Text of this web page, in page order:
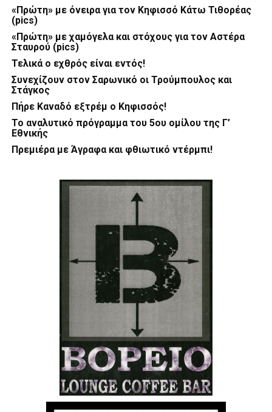
«Πρώτη» με όνειρα για τον Κηφισσό Κάτω Τιθορέας
(pics)
«Πρώτη» με χαμόγελα και στόχους για τον Αστέρα
Σταυρού (pics)
Τελικά ο εχθρός είναι εντός!
Συνεχίζουν στον Σαρωνικό οι Τρούμπουλος και
Στάγκος
Πήρε Καναδό εξτρέμ ο Κηφισσός!
Το αναλυτικό πρόγραμμα του 5ου ομίλου της Γ’
Εθνικής
Πρεμιέρα με Άγραφα και φθιωτικό ντέρμπι!